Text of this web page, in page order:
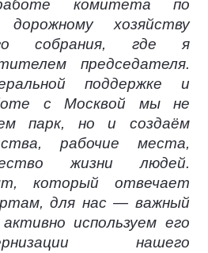
комитета по
хозяйству
собрания, где я
председателя.
поддержке и
с Москвой мы не
парк, но и создаём
рабочие места,
жизни людей.
который отвечает
для нас — важный
используем его
нашего